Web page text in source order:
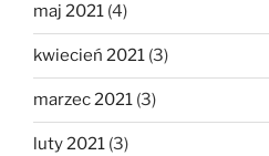
maj 2021 (4)
kwiecień 2021 (3)
marzec 2021 (3)
luty 2021 (3)